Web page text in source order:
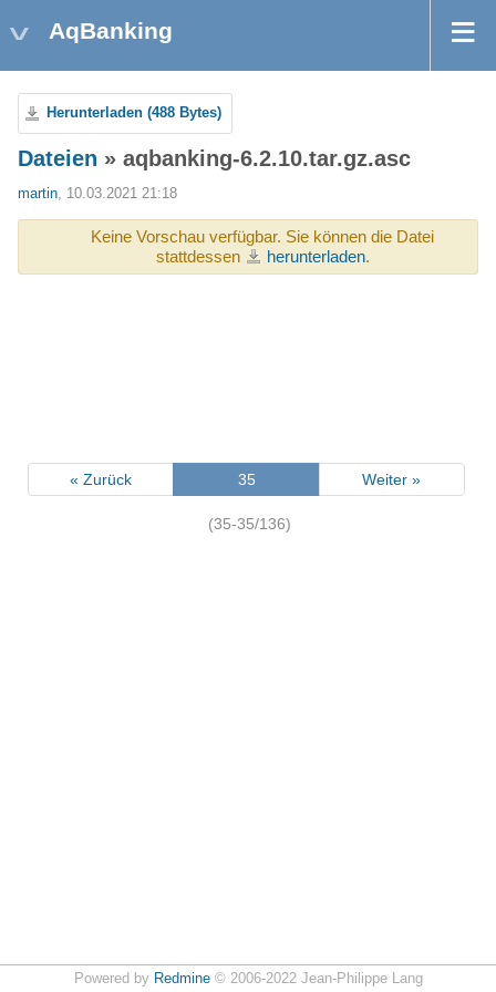
AqBanking
Herunterladen (488 Bytes)
Dateien » aqbanking-6.2.10.tar.gz.asc
martin, 10.03.2021 21:18
Keine Vorschau verfügbar. Sie können die Datei
stattdessen
herunterladen.
« Zurück 35 Weiter »
(35-35/136)
Powered by Redmine© 2006-2022 Jean-Philippe Lang